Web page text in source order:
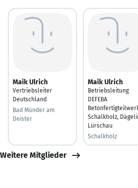
Maik Ulrich
Vertriebsleiter
Deutschland
Bad Münder am
Deister
Maik Ulrich
Betriebsleitung
DEFEBA
Schalkholz,
Lürschau
Schalkholz
Weitere Mitglieder